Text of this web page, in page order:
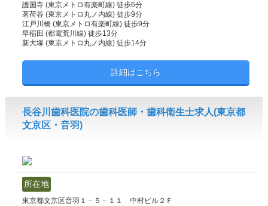
護国寺 (東京メトロ有楽町線) 徒歩6分
茗荷谷 (東京メトロ丸ノ内線) 徒歩9分
江戸川橋 (東京メトロ有楽町線) 徒歩9分
早稲田 (都電荒川線) 徒歩13分
新大塚 (東京メトロ丸ノ内線) 徒歩14分
詳細はこちら
長谷川歯科医院の歯科医師・歯科衛生士求人(東京都
文京区・音羽)
所在地
東京都文京区音羽１－５－１１ 中村ビル２Ｆ